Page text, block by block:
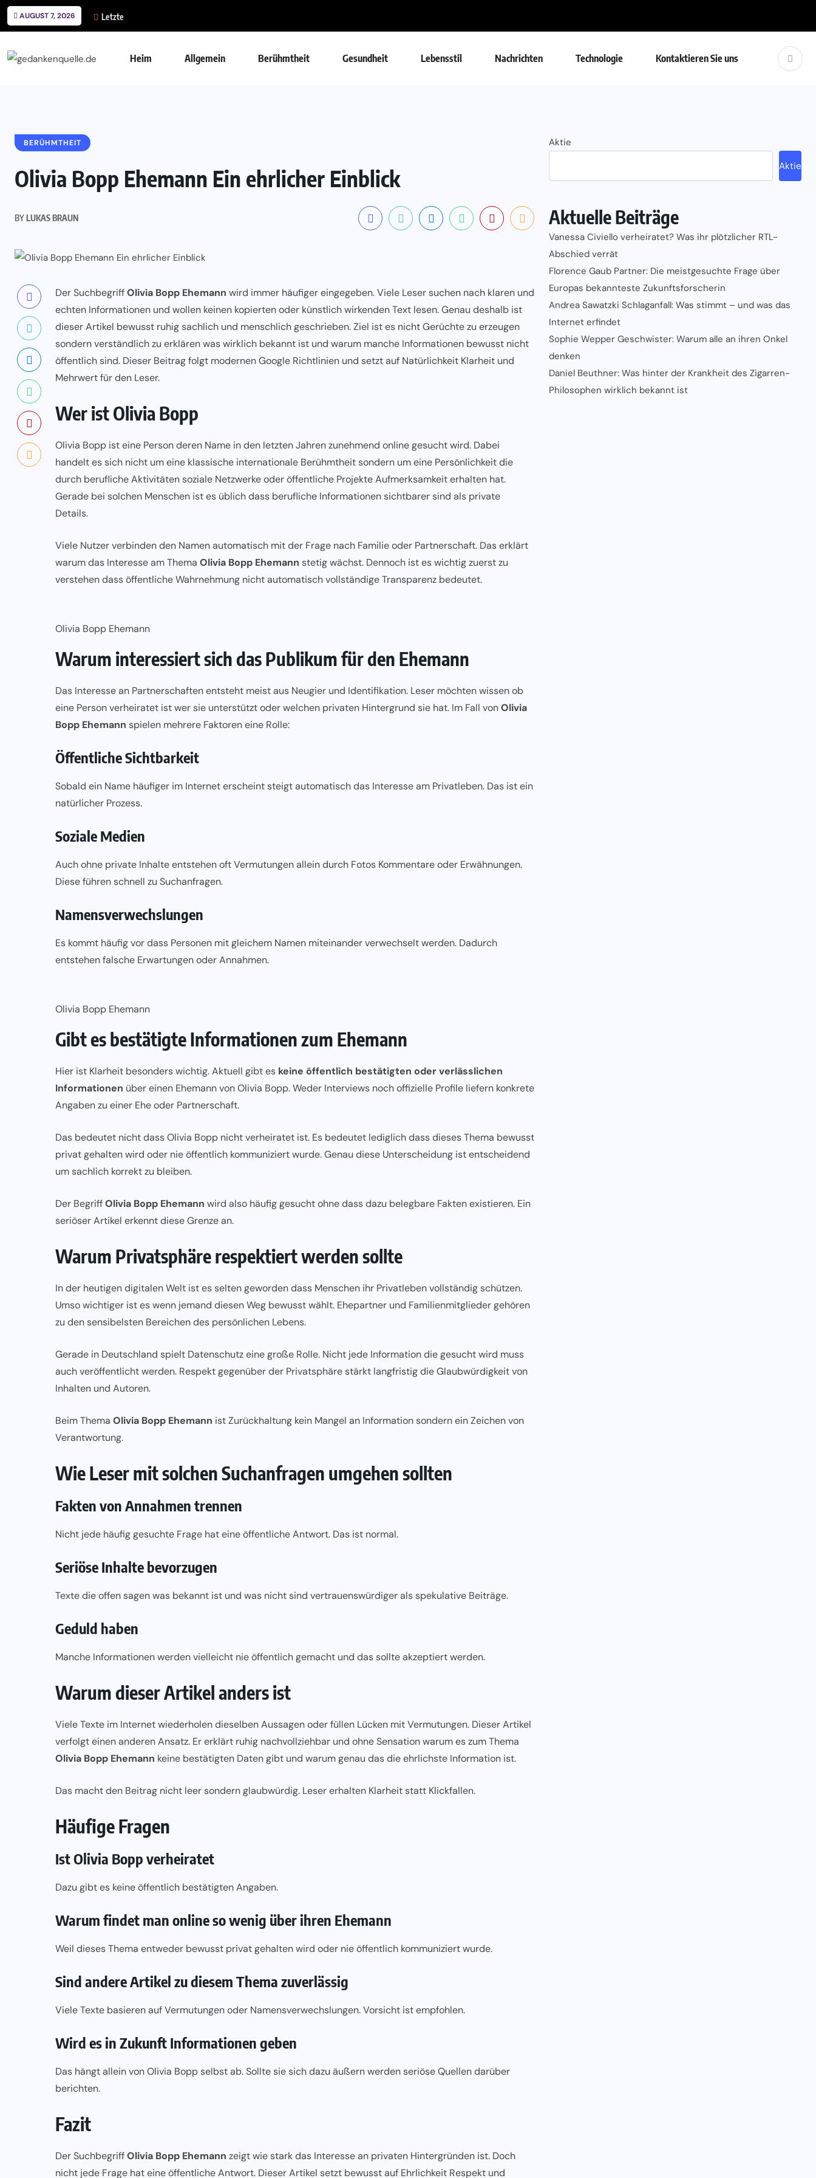
AUGUST 7, 2026 Letzte
Heim Allgemein Berühmtheit Gesundheit Lebensstil Nachrichten Technologie Kontaktieren Sie uns
BERÜHMTHEIT
Olivia Bopp Ehemann Ein ehrlicher Einblick
BYLUKAS BRAUN
Der SuchbegriffOlivia Bopp Ehemann wird immer häufiger eingegeben. Viele Leser suchen nach klaren und
echten Informationen und wollen keinen kopierten oder künstlich wirkenden Text lesen. Genau deshalb ist
dieser Artikel bewusst ruhig sachlich und menschlich geschrieben. Ziel ist es nicht Gerüchte zu erzeugen
sondern verständlich zu erklären was wirklich bekannt ist und warum manche Informationen bewusst nicht
öffentlich sind. Dieser Beitrag folgt modernen Google Richtlinien und setzt auf Natürlichkeit Klarheit und
Mehrwert für den Leser.
Wer ist Olivia Bopp
Olivia Bopp ist eine Person deren Name in den letzten Jahren zunehmend online gesucht wird. Dabei
handelt es sich nicht um eine klassische internationale Berühmtheit sondern um eine Persönlichkeit die
durch berufliche Aktivitäten soziale Netzwerke oder öffentliche Projekte Aufmerksamkeit erhalten hat.
Gerade bei solchen Menschen ist es üblich dass berufliche Informationen sichtbarer sind als private
Details.
Viele Nutzer verbinden den Namen automatisch mit der Frage nach Familie oder Partnerschaft. Das erklärt
warum das Interesse am Thema Olivia Bopp Ehemann stetig wächst. Dennoch ist es wichtig zuerst zu
verstehen dass öffentliche Wahrnehmung nicht automatisch vollständige Transparenz bedeutet.
Olivia Bopp Ehemann
Warum interessiert sich das Publikum für den Ehemann
Das Interesse an Partnerschaften entsteht meist aus Neugier und Identifikation. Leser möchten wissen ob
eine Person verheiratet ist wer sie unterstützt oder welchen privaten Hintergrund sie hat. Im Fall vonOlivia
Bopp Ehemann spielen mehrere Faktoren eine Rolle:
Öffentliche Sichtbarkeit
Sobald ein Name häufiger im Internet erscheint steigt automatisch das Interesse am Privatleben. Das ist ein
natürlicher Prozess.
Soziale Medien
Auch ohne private Inhalte entstehen oft Vermutungen allein durch Fotos Kommentare oder Erwähnungen.
Diese führen schnell zu Suchanfragen.
Namensverwechslungen
Es kommt häufig vor dass Personen mit gleichem Namen miteinander verwechselt werden. Dadurch
entstehen falsche Erwartungen oder Annahmen.
Olivia Bopp Ehemann
Gibt es bestätigte Informationen zum Ehemann
Hier ist Klarheit besonders wichtig. Aktuell gibt es keine öffentlich bestätigten oder verlässlichen
Informationen über einen Ehemann von Olivia Bopp. Weder Interviews noch offizielle Profile liefern konkrete
Angaben zu einer Ehe oder Partnerschaft.
Das bedeutet nicht dass Olivia Bopp nicht verheiratet ist. Es bedeutet lediglich dass dieses Thema bewusst
privat gehalten wird oder nie öffentlich kommuniziert wurde. Genau diese Unterscheidung ist entscheidend
um sachlich korrekt zu bleiben.
Der BegriffOlivia Bopp Ehemann wird also häufig gesucht ohne dass dazu belegbare Fakten existieren. Ein
seriöser Artikel erkennt diese Grenze an.
Warum Privatsphäre respektiert werden sollte
In der heutigen digitalen Welt ist es selten geworden dass Menschen ihr Privatleben vollständig schützen.
Umso wichtiger ist es wenn jemand diesen Weg bewusst wählt. Ehepartner und Familienmitglieder gehören
zu den sensibelsten Bereichen des persönlichen Lebens.
Gerade in Deutschland spielt Datenschutz eine große Rolle. Nicht jede Information die gesucht wird muss
auch veröffentlicht werden. Respekt gegenüber der Privatsphäre stärkt langfristig die Glaubwürdigkeit von
Inhalten und Autoren.
Beim Thema Olivia Bopp Ehemann ist Zurückhaltung kein Mangel an Information sondern ein Zeichen von
Verantwortung.
Wie Leser mit solchen Suchanfragen umgehen sollten
Fakten von Annahmen trennen
Nicht jede häufig gesuchte Frage hat eine öffentliche Antwort. Das ist normal.
Seriöse Inhalte bevorzugen
Texte die offen sagen was bekannt ist und was nicht sind vertrauenswürdiger als spekulative Beiträge.
Geduld haben
Manche Informationen werden vielleicht nie öffentlich gemacht und das sollte akzeptiert werden.
Warum dieser Artikel anders ist
Viele Texte im Internet wiederholen dieselben Aussagen oder füllen Lücken mit Vermutungen. Dieser Artikel
verfolgt einen anderen Ansatz. Er erklärt ruhig nachvollziehbar und ohne Sensation warum es zum Thema
Olivia Bopp Ehemann keine bestätigten Daten gibt und warum genau das die ehrlichste Information ist.
Das macht den Beitrag nicht leer sondern glaubwürdig. Leser erhalten Klarheit statt Klickfallen.
Häufige Fragen
Ist Olivia Bopp verheiratet
Dazu gibt es keine öffentlich bestätigten Angaben.
Warum findet man online so wenig über ihren Ehemann
Weil dieses Thema entweder bewusst privat gehalten wird oder nie öffentlich kommuniziert wurde.
Sind andere Artikel zu diesem Thema zuverlässig
Viele Texte basieren auf Vermutungen oder Namensverwechslungen. Vorsicht ist empfohlen.
Wird es in Zukunft Informationen geben
Das hängt allein von Olivia Bopp selbst ab. Sollte sie sich dazu äußern werden seriöse Quellen darüber
berichten.
Fazit
Der SuchbegriffOlivia Bopp Ehemann zeigt wie stark das Interesse an privaten Hintergründen ist. Doch
nicht jede Frage hat eine öffentliche Antwort. Dieser Artikel setzt bewusst auf Ehrlichkeit Respekt und
Aktie
Aktie
Aktuelle Beiträge
Vanessa Civiello verheiratet? Was ihr plötzlicher RTL-
Abschied verrät
Florence Gaub Partner: Die meistgesuchte Frage über
Europas bekannteste Zukunftsforscherin
Andrea Sawatzki Schlaganfall: Was stimmt – und was das
Internet erfindet
Sophie Wepper Geschwister: Warum alle an ihren Onkel
denken
Daniel Beuthner: Was hinter der Krankheit des Zigarren-
Philosophen wirklich bekannt ist